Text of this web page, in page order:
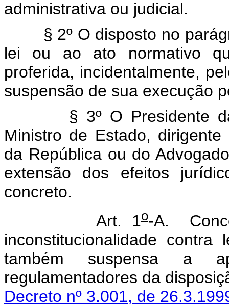
administrativa ou judicial.
§ 2º O disposto no
lei ou ao ato normativo
proferida, incidentalmente,
suspensão de sua execução
§ 3º O Presidente
Ministro de Estado,
da República ou do
extensão dos efeitos
concreto.
Art. 1o-A.
inconstitucionalidade
também suspensa a
regulamentadores da
Decreto nº 3.001, de